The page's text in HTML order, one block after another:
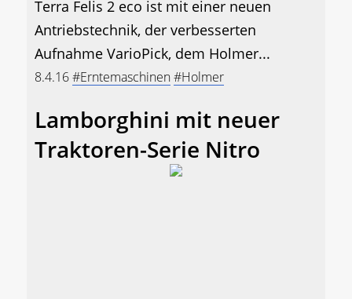
Terra Felis 2 eco ist mit einer neuen
Antriebstechnik, der verbesserten
Aufnahme VarioPick, dem Holmer...
8.4.16#Erntemaschinen#Holmer
Lamborghini mit neuer
Traktoren-Serie Nitro